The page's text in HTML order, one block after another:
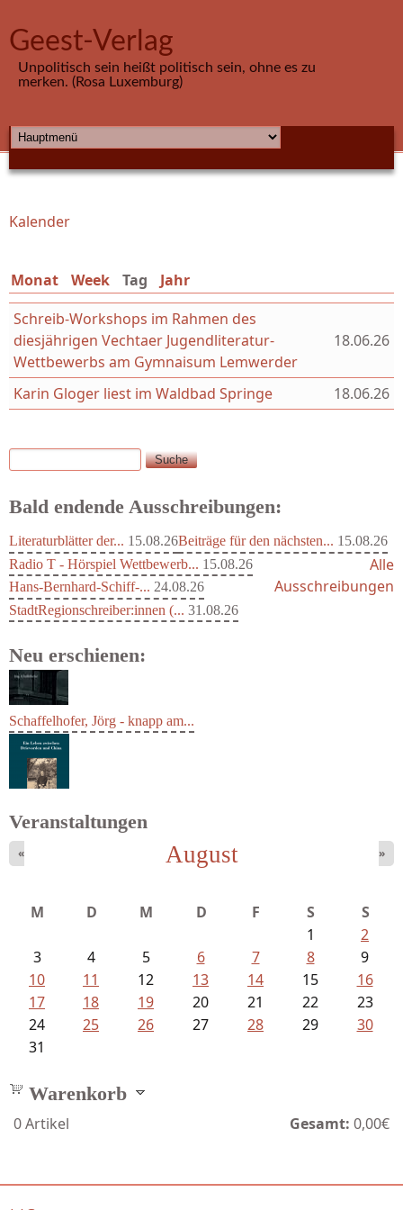
Geest-Verlag
Unpolitisch sein heißt politisch sein, ohne es zu
merken. (Rosa Luxemburg)
HAUPTMENÜ
Sie sind hier
Kalender
Monat Week Tag (aktiver Reiter)
Jahr
Schreib-Workshops im Rahmen des
diesjährigen Vechtaer Jugendliteratur-
Wettbewerbs am Gymnaisum Lemwerder
18.06.26
Karin Gloger liest im Waldbad Springe 18.06.26
Suchformular
Suche
Bald endende Ausschreibungen:
Literaturblätter der... 15.08.26Beiträge für den nächsten... 15.08.26
Radio T - Hörspiel Wettbewerb... 15.08.26
Hans-Bernhard-Schiff-... 24.08.26
StadtRegionschreiber:innen (... 31.08.26
Alle
Ausschreibungen
Neu erschienen:
Ein Leben zwischen Drievorden und...
Schaffelhofer, Jörg - knapp am...
Veranstaltungen
August
« »
M D M D F S
S
1
2
3
4 5 6 7 8
9
10
11 12 13 14 15
16
17
18 19 20 21 22
23
24
25 26 27 28 29
30
31
Warenkorb
0Artikel Gesamt: 0,00€